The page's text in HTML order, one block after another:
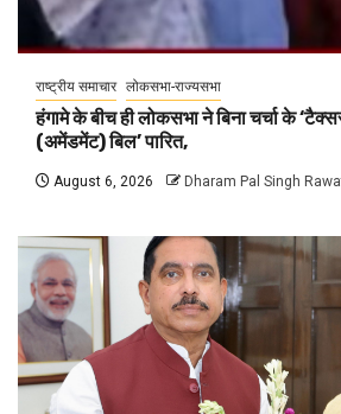
राष्ट्रीय समाचार लोकसभा-राज्यसभा
हंगामे के बीच ही लोकसभा ने बिना चर्चा के
(अमेंडमेंट) बिल’ पारित,
August 6, 2026 Dharam Pal Singh